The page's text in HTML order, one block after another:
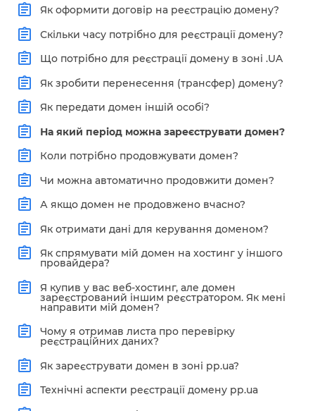
Як оформити договір на реєстрацію домену?
Скільки часу потрібно для реєстрації домену?
Що потрібно для реєстрації домену в зоні .UA
Як зробити перенесення (трансфер) домену?
Як передати домен іншій особі?
На який період можна зареєструвати домен?
Коли потрібно продовжувати домен?
Чи можна автоматично продовжити домен?
А якщо домен не продовжено вчасно?
Як отримати дані для керування доменом?
Як спрямувати мій домен на хостинг у іншого
провайдера?
Я купив у вас веб-хостинг, але домен
зареєстрований іншим реєстратором. Як мені
направити мій домен?
Чому я отримав листа про перевірку
реєстраційних даних?
Як зареєструвати домен в зоні pp.ua?
Технічні аспекти реєстрації домену pp.ua